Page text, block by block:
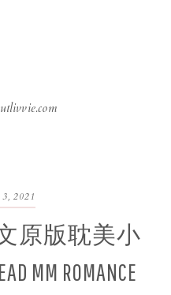
2021
原版耽美小
MM ROMANCE